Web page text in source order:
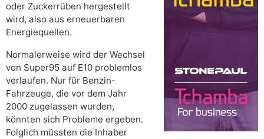
oder Zuckerrüben hergestellt
wird, also aus erneuerbaren
Energiequellen.
Normalerweise wird der Wechsel
von Super95 auf E10 problemlos
verlaufen. Nur für Benzin-
Fahrzeuge, die vor dem Jahr
2000 zugelassen wurden,
könnten sich Probleme ergeben.
Folglich müssten die Inhaber